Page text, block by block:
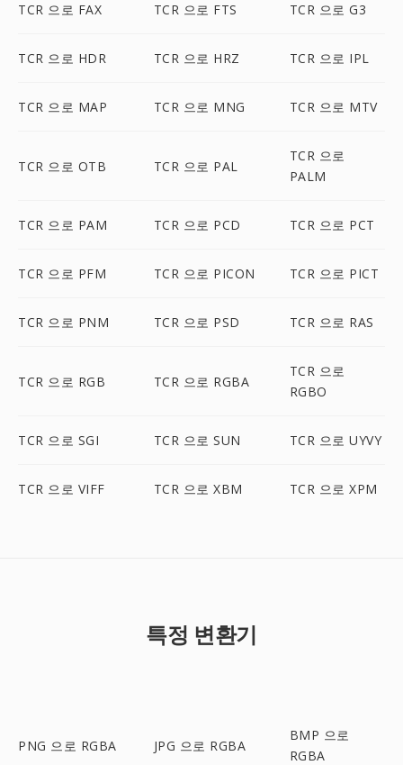
TCR 으로 FAX TCR 으로 FTS TCR 으로 G3
TCR 으로 HDR TCR 으로 HRZ TCR 으로 IPL
TCR 으로 MAP TCR 으로 MNG TCR 으로 MTV
TCR 으로 OTB TCR 으로 PAL
TCR 으로
PALM
TCR 으로 PAM TCR 으로 PCD TCR 으로 PCT
TCR 으로 PFM TCR 으로 PICON TCR 으로 PICT
TCR 으로 PNM TCR 으로 PSD TCR 으로 RAS
TCR 으로 RGB TCR 으로 RGBA
TCR 으로
RGBO
TCR 으로 SGI TCR 으로 SUN TCR 으로 UYVY
TCR 으로 VIFF TCR 으로 XBM TCR 으로 XPM
특정 변환기
PNG 으로 RGBA JPG 으로 RGBA
BMP 으로
RGBA